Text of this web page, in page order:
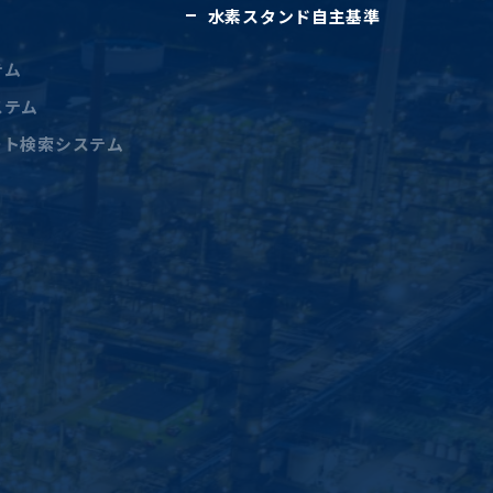
ム
検索システム
水素スタンド自主基準